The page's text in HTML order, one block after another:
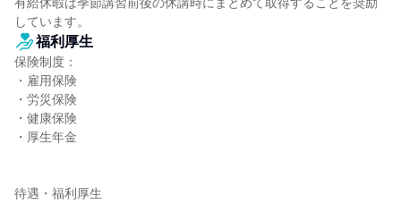
しています。
福利厚生
保険制度：
・雇用保険
・労災保険
・健康保険
・厚生年金
待遇・福利厚生